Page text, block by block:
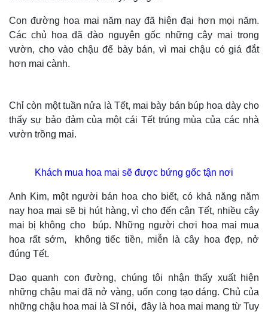
Con đường hoa mai năm nay đã hiện đại hơn mọi năm.
Các chủ hoa đã đào nguyên gốc những cây mai trong
vườn, cho vào chậu để bày bán, vì mai chậu có giá đắt
hơn mai cành.
Chỉ còn một tuần nửa là Tết, mai bày bán búp hoa dày cho
thấy sự bảo đảm của một cái Tết trúng mùa của các nhà
vườn trồng mai.
Khách mua hoa mai sẽ được bứng gốc tận nơi
Anh Kim, một người bán hoa cho biết, có khả năng năm
nay hoa mai sẽ bị hút hàng, vì cho đến cận Tết, nhiều cây
mai bị không cho búp. Những người chơi hoa mai mua
hoa rất sớm, không tiếc tiền, miễn là cây hoa đẹp, nở
đúng Tết.
Dạo quanh con đường, chúng tôi nhận thấy xuất hiện
những chậu mai đã nở vàng, uốn cong tạo dáng. Chủ của
những chậu hoa mai là Sĩ nói, đây là hoa mai mang từ Tuy